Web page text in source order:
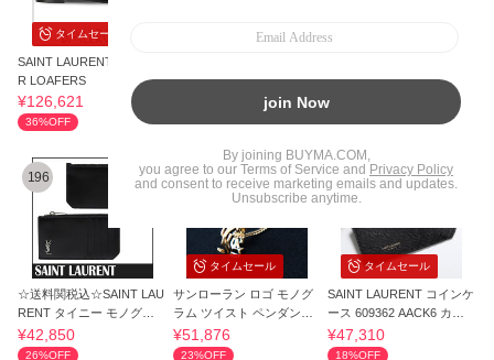
タイムセール
SAINT LAURENT LEATHE
R LOAFERS
¥126,621
36%OFF
ス アジアン 男女 SL M95/K
35%OFF
ENT サンローラン リバー
ス ロゴＴシャツ
¥37,000
60%OFF
196
☆送料関税込☆SAINT LAU
RENT タイニー モノグラ
ム カードケース
¥42,850
26%OFF
タイムセール
197
サンローラン ロゴ モノグ
ラム ツイスト ペンダント
ネックレス
¥51,876
23%OFF
タイムセール
198
SAINT LAURENT コインケ
ース 609362 AACK6 カー
ドケース
¥47,310
18%OFF